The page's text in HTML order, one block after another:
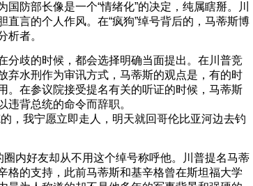
防部长像是一个“情绪化”的决定，纯属瞎掰。川
直言的个人作风。在“疯狗”绰号背后的，马蒂斯博
析者。
分歧的时候，都会选择明确当面提出。在川普竞
弃水刑作为审讯方式，马蒂斯的观点是，有的时
。在参议院接受提名有关的听证的时候，马蒂斯
违背总统的命令而辞职。
，我宁愿立即走人，明天就回哥伦比亚河边去钓
圈内好友却从不用这个绰号称呼他。川普提名马蒂
格的支持，此前马蒂斯和基辛格曾在斯坦福大学